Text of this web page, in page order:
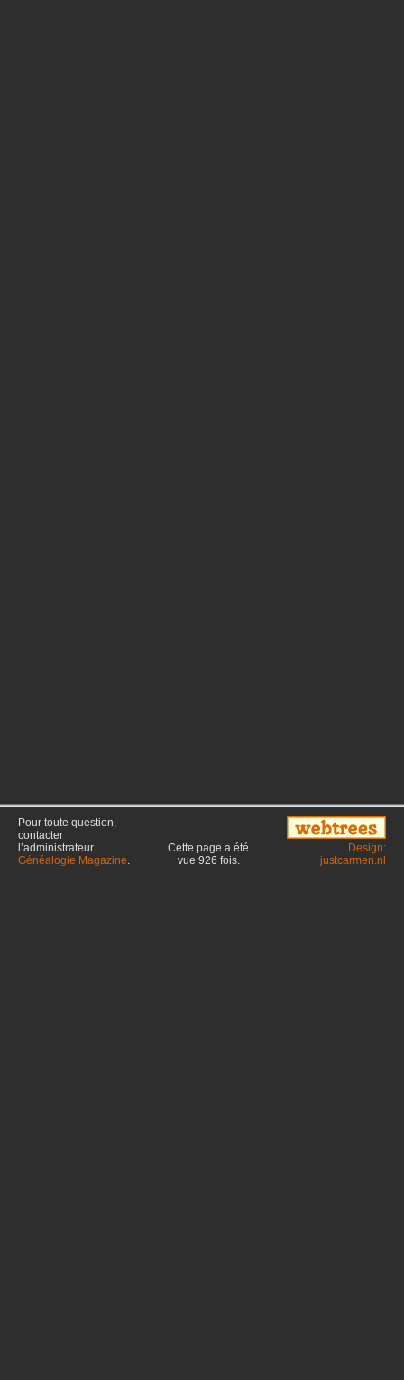
Pour toute question,
contacter
l’administrateur
Généalogie Magazine.
Cette page a été
vue 926 fois.
Design:
justcarmen.nl